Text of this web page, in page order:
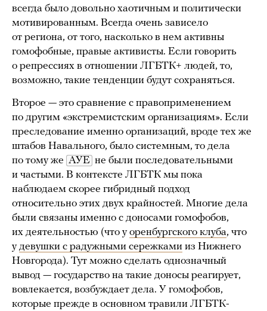
всегда было довольно хаотичным и политически
мотивированным. Всегда очень зависело
от региона, от того, насколько в нем активны
гомофобные, правые активисты. Если говорить
о репрессиях в отношении ЛГБТК+ людей, то,
возможно, такие тенденции будут сохраняться.
Второе — это сравнение с правоприменением
по другим «экстремистским организациям». Если
преследование именно организаций, вроде тех же
штабов Навального, было системным, то дела
по тому же АУЕ не были последовательными
и частыми. В контексте ЛГБТК мы пока
наблюдаем скорее гибридный подход
относительно этих двух крайностей. Многие дела
были связаны именно с доносами гомофобов,
их деятельностью (что уоренбургского клуба, что
удевушки с радужными сережками из Нижнего
Новгорода). Тут можно сделать однозначный
вывод — государство на такие доносы реагирует,
вовлекается, возбуждает дела. У гомофобов,
которые прежде в основном травили ЛГБТК-